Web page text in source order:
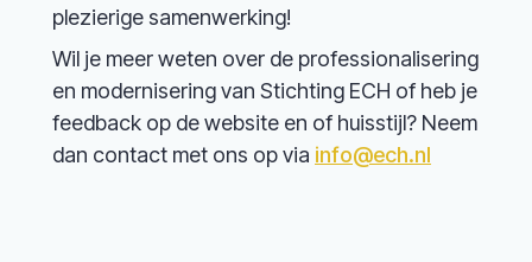
plezierige samenwerking!
Wil je meer weten over de professionalisering
en modernisering van Stichting ECH of heb je
feedback op de website en of huisstijl? Neem
dan contact met ons op via info@ech.nl